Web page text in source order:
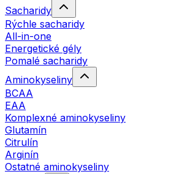
Sacharidy
Rýchle sacharidy
All-in-one
Energetické gély
Pomalé sacharidy
Aminokyseliny
BCAA
EAA
Komplexné aminokyseliny
Glutamín
Citrulín
Arginín
Ostatné aminokyseliny